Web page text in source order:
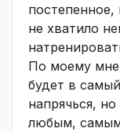
не хватило
По моему
будет в
напрячься,
любым,